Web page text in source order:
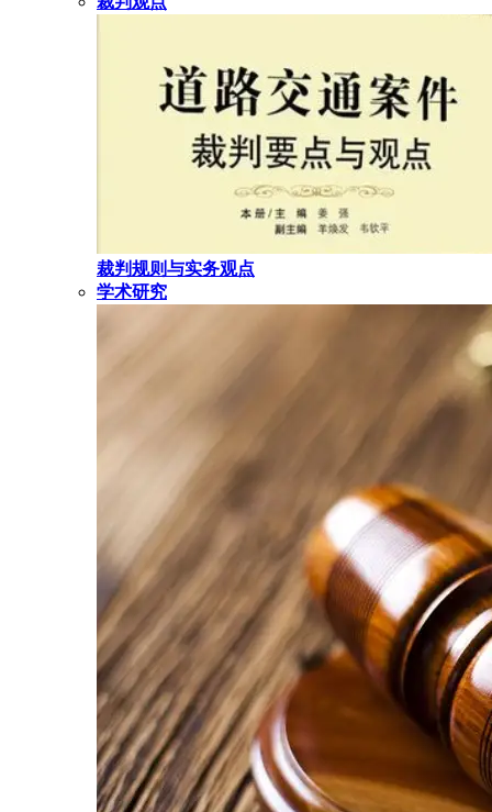
裁判规则与实务观点
学术研究